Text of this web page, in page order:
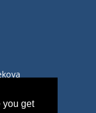
you get